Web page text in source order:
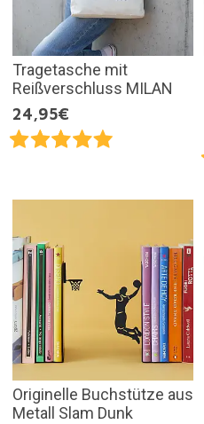
Tragetasche mit
Reißverschluss MILAN
24,95€
Originelle Buchstütze aus
Metall Slam Dunk